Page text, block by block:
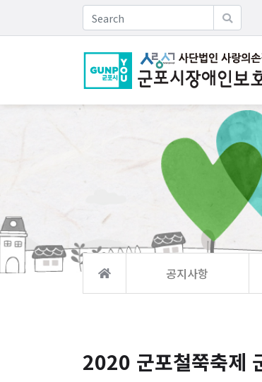
공지사항
2020 군포철쭉축제